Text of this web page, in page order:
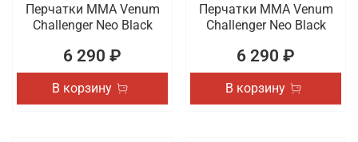
Перчатки ММА Venum
Challenger Neo Black
6 290 ₽
В корзину
Перчатки ММА Venum
Challenger Neo Black
6 290 ₽
В корзину